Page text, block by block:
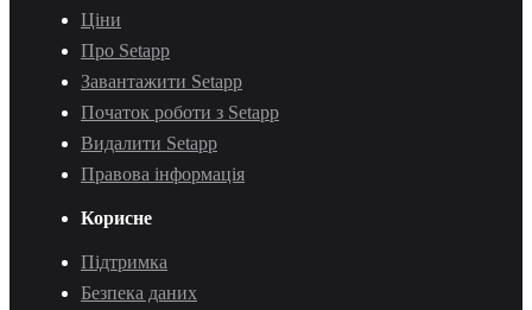
Ціни
Про Setapp
Завантажити Setapp
Початок роботи з Setapp
Видалити Setapp
Правова інформація
Корисне
Підтримка
Безпека даних